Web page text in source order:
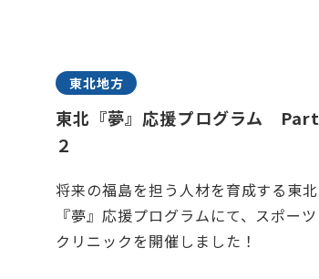
東北地方
東北『夢』応援プログラム Part
２
将来の福島を担う人材を育成する東北
『夢』応援プログラムにて、スポーツ
クリニックを開催しました！